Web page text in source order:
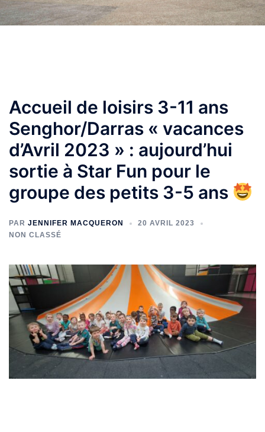
Accueil de loisirs 3-11 ans
Senghor/Darras « vacances
d’Avril 2023 » : aujourd’hui
sortie à Star Fun pour le
groupe des petits 3-5 ans
PAR JENNIFER MACQUERON
20 AVRIL 2023
NON CLASSÉ